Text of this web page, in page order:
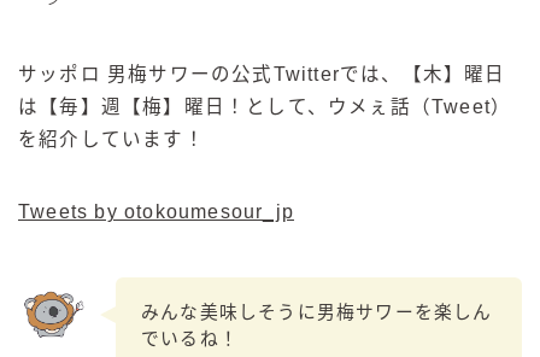
サッポロ 男梅サワーの公式Twitterでは、【木】曜日
は【毎】週【梅】曜日！として、ウメぇ話（Tweet）
を紹介しています！
Tweets by otokoumesour_jp
みんな美味しそうに男梅サワーを楽しん
でいるね！